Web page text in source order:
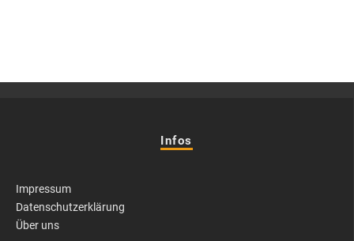
Infos
Impressum
Datenschutzerklärung
Über uns